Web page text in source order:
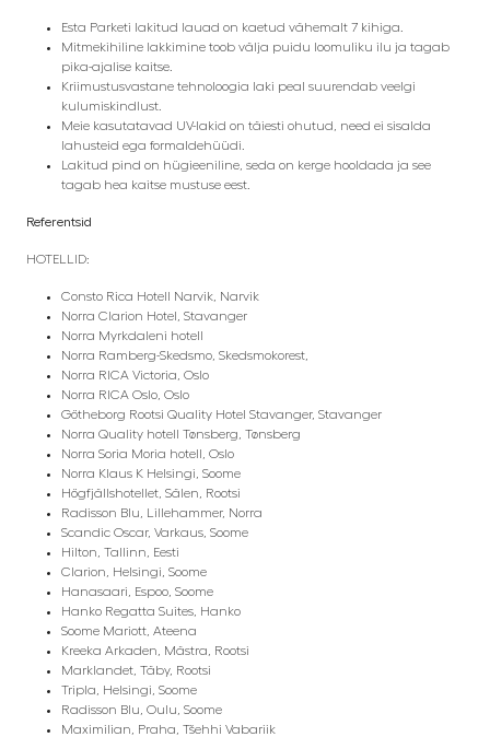
Esta Parketi lakitud lauad on kaetud vähemalt 7 kihiga.
Mitmekihiline lakkimine toob välja puidu loomuliku ilu ja tagab
pika-ajalise kaitse.
Kriimustusvastane tehnoloogia laki peal suurendab veelgi
kulumiskindlust.
Meie kasutatavad UV-lakid on täiesti ohutud, need ei sisalda
lahusteid ega formaldehüüdi.
Lakitud pind on hügieeniline, seda on kerge hooldada ja see
tagab hea kaitse mustuse eest.
Referentsid
HOTELLID:
Consto Rica Hotell Narvik, Narvik
Norra Clarion Hotel, Stavanger
Norra Myrkdaleni hotell
Norra Ramberg-Skedsmo, Skedsmokorest,
Norra RICA Victoria, Oslo
Norra RICA Oslo, Oslo
Götheborg Rootsi Quality Hotel Stavanger, Stavanger
Norra Quality hotell Tønsberg, Tønsberg
Norra Soria Moria hotell, Oslo
Norra Klaus K Helsingi, Soome
Högfjällshotellet, Sälen, Rootsi
Radisson Blu, Lillehammer, Norra
Scandic Oscar, Varkaus, Soome
Hilton, Tallinn, Eesti
Clarion, Helsingi, Soome
Hanasaari, Espoo, Soome
Hanko Regatta Suites, Hanko
Soome Mariott, Ateena
Kreeka Arkaden, Mästra, Rootsi
Marklandet, Täby, Rootsi
Tripla, Helsingi, Soome
Radisson Blu, Oulu, Soome
Maximilian, Praha, Tšehhi Vabariik